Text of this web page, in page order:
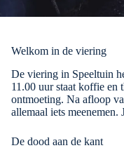
Welkom in de viering
De viering in Speeltuin
11.00 uur staat koffie en
ontmoeting. Na afloop
allemaal iets
De dood aan de kant